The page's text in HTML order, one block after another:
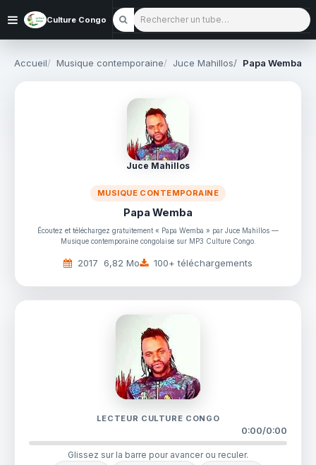
Culture Congo Rechercher un tube
Accueil Musique contemporaine Juce Mahillos Papa Wemba
Juce Mahillos
MUSIQUE CONTEMPORAINE
Papa Wemba
Écoutez et téléchargez gratuitement « Papa Wemba » par Juce Mahillos —
Musique contemporaine congolaise sur MP3 Culture Congo.
2017 6,82 Mo 100+ téléchargements
LECTEUR CULTURE CONGO
0:00/0:00
Glissez sur la barre pour avancer ou reculer.